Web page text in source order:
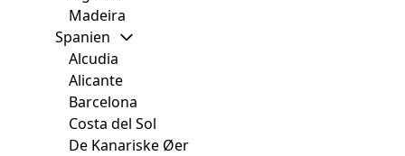
Madeira
Spanien
Alcudia
Alicante
Barcelona
Costa del Sol
De Kanariske Øer